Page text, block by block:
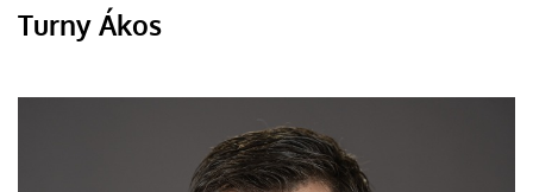
Turny Ákos